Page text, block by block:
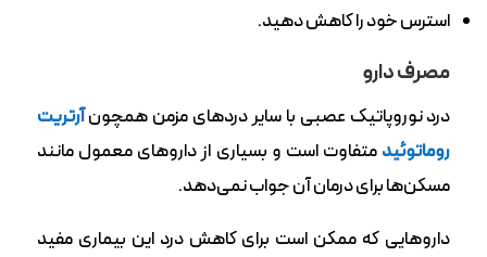
استرس خود را کاهش دهید.
مصرف دارو
درد نوروپاتیک عصبی با سایر دردهای مزمن همچونآرتریت
روماتوئیدمتفاوت است و بسیاری از داروهای معمول مانند
مسکن‌ها برای درمان آن جواب نمی‌دهد.
داروهایی که ممکن است برای کاهش درد این بیماری مفید